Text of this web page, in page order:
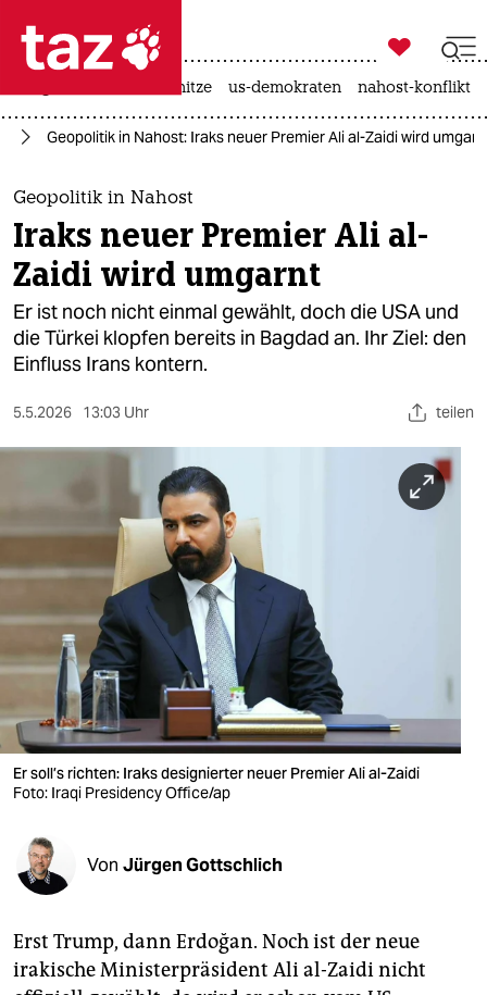
 taz zahl ich
taz zahl ich
themen
politik
öko
gesellschaft
sport
nord
wahrheit
verlag
verlag
veranstaltungen
shop
fragen & hilfe
unterstützen
abo
genossenschaft
epaper login

taz zahl ich
hitze us-demokraten nahost-konflikt
Geopolitik in Nahost: Iraks neuer Premier Ali al-Zaidi wird
Geopolitik in Nahost
Iraks neuer Premier Ali al-
Zaidi wird umgarnt
Er ist noch nicht einmal gewählt, doch die USA und
die Türkei klopfen bereits in Bagdad an. Ihr Ziel: den
Einfluss Irans kontern.
5.5.2026 13:03 Uhr teilen
Er soll’s richten: Iraks designierter neuer Premier Ali al-Zaidi
Foto: Iraqi Presidency Office/ap
Von Jürgen Gottschlich
Erst Trump, dann Erdoğan. Noch ist der neue
irakische Ministerpräsident Ali al-Zaidi nicht